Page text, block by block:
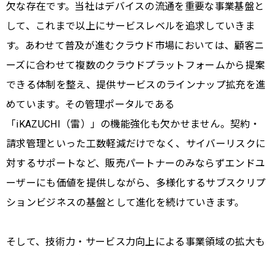
欠な存在です。当社はデバイスの流通を重要な事業基盤と
して、これまで以上にサービスレベルを追求していきま
す。あわせて普及が進むクラウド市場においては、顧客ニ
ーズに合わせて複数のクラウドプラットフォームから提案
できる体制を整え、提供サービスのラインナップ拡充を進
めています。その管理ポータルである
「iKAZUCHI（雷）」の機能強化も欠かせません。契約・
請求管理といった工数軽減だけでなく、サイバーリスクに
対するサポートなど、販売パートナーのみならずエンドユ
ーザーにも価値を提供しながら、多様化するサブスクリプ
ションビジネスの基盤として進化を続けていきます。
そして、技術力・サービス力向上による事業領域の拡大も